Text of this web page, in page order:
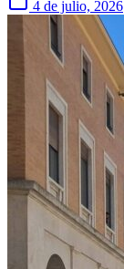
4 de julio, 2026